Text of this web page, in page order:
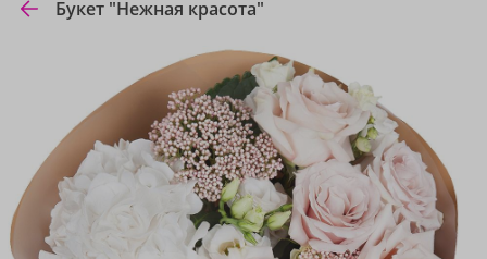
Букет "Нежная красота"